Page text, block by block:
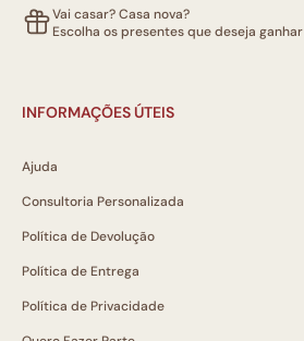
Vai casar? Casa nova?
Escolha os presentes que deseja ganhar
INFORMAÇÕES ÚTEIS
Ajuda
Consultoria Personalizada
Política de Devolução
Política de Entrega
Política de Privacidade